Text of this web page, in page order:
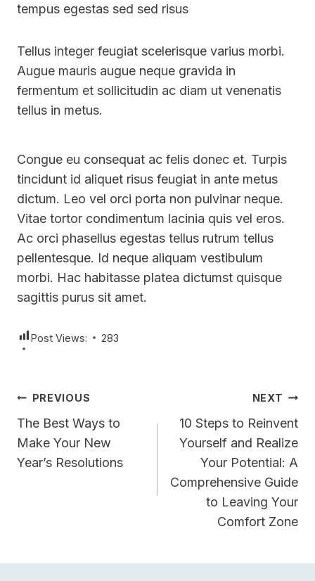
tempus egestas sed sed risus
Tellus integer feugiat scelerisque varius morbi.
Augue mauris augue neque gravida in
fermentum et sollicitudin ac diam ut venenatis
tellus in metus.
Congue eu consequat ac felis donec et. Turpis
tincidunt id aliquet risus feugiat in ante metus
dictum. Leo vel orci porta non pulvinar neque.
Vitae tortor condimentum lacinia quis vel eros.
Ac orci phasellus egestas tellus rutrum tellus
pellentesque. Id neque aliquam vestibulum
morbi. Hac habitasse platea dictumst quisque
sagittis purus sit amet.
Post Views: 283
Post
Navigation
PREVIOUS
The Best Ways to
Make Your New
Year’s Resolutions
NEXT
10 Steps to Reinvent
Yourself and Realize
Your Potential: A
Comprehensive Guide
to Leaving Your
Comfort Zone